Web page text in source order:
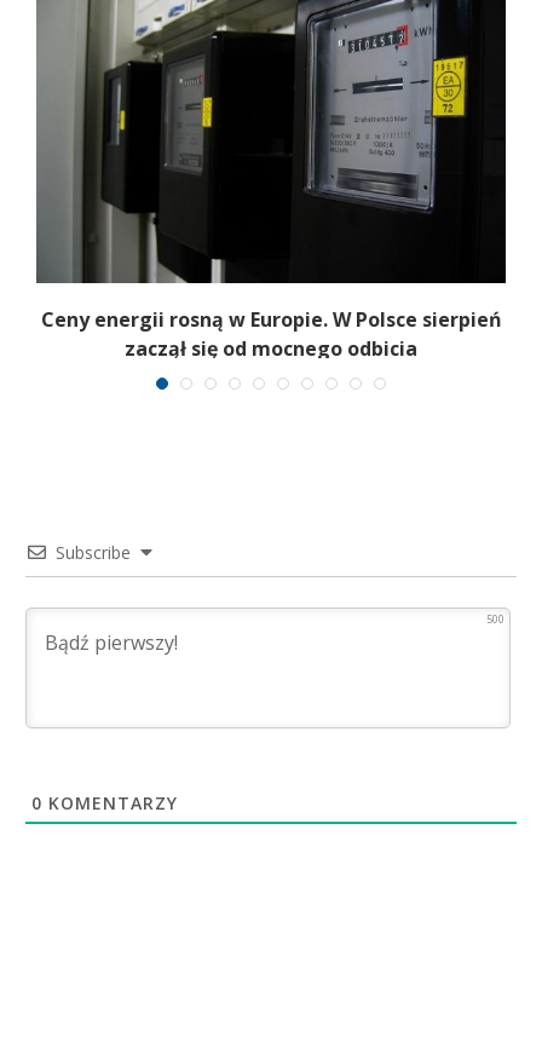
Ceny energii rosną w Europie. W Polsce sierpień
zaczął się od mocnego odbicia
Subscribe
500
0 KOMENTARZY